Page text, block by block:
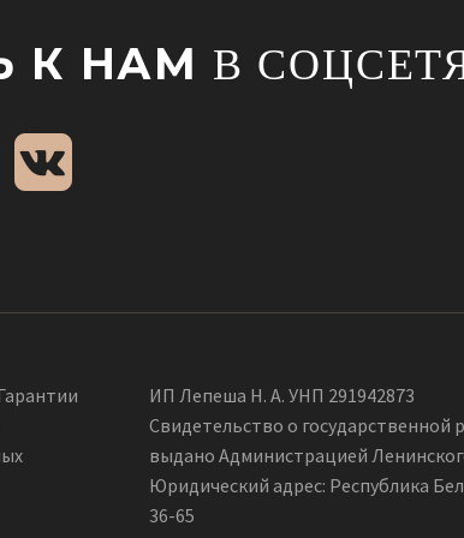
К НАМ В
ИП Лепеша Н. А. УНП 291942873
Свидетельство о государственной
выдано Администрацией
Юридический адрес: Республика
36-65